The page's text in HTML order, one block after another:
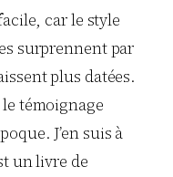
car le style
surprennent par
plus datées.
témoignage
J’en suis à
un livre de